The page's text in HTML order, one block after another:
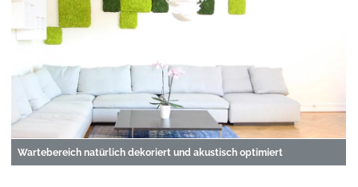
Wartebereich natürlich dekoriert und akustisch optimiert